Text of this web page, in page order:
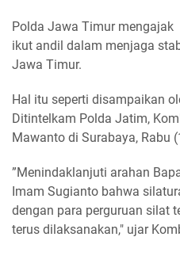
Polda Jawa Timur
ikut andil dalam menjaga
Jawa Timur.
Hal itu seperti disampaikan
Ditintelkam Polda Jatim,
Mawanto di Surabaya, Rabu
”Menindaklanjuti arahan
Imam Sugianto bahwa
dengan para perguruan silat
terus dilaksanakan," ujar